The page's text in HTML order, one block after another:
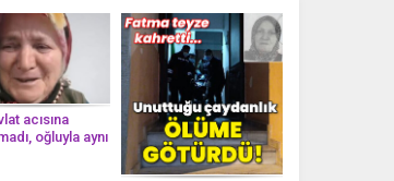
acısına
oğluyla aynı